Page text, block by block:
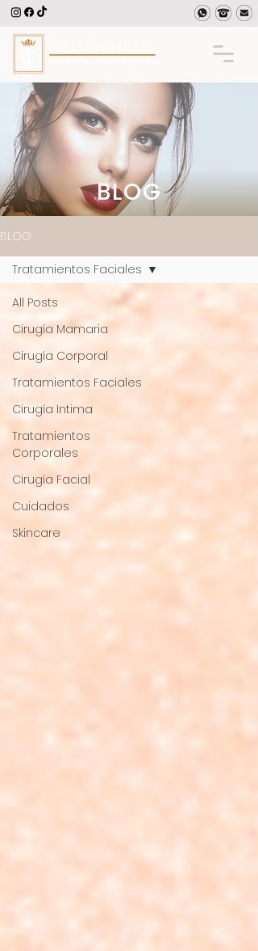
BLOG
BLOG
All Posts
Cirugía Mamaria
Cirugía Corporal
Tratamientos Faciales
Cirugía Intima
Tratamientos
Corporales
Cirugía Facial
Cuidados
Skincare
Tratamientos Faciales